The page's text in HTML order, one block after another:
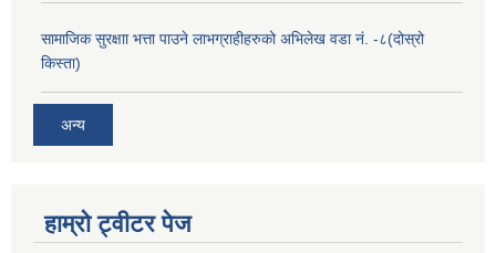
सामाजिक सुरक्षाा भत्ता पाउने लाभग्राहीहरुको अभिलेख वडा नं. -८(दोस्रो
किस्ता)
अन्य
हाम्रो ट्वीटर पेज